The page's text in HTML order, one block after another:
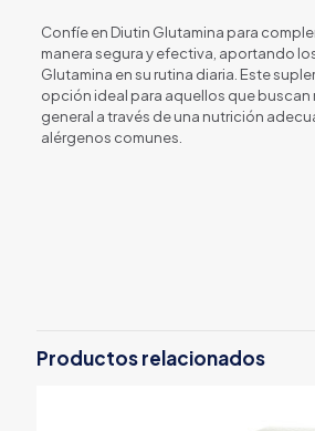
Confíe en Diutin Glutamina para
manera segura y efectiva, aportando
Glutamina en su rutina diaria. Este
opción ideal para aquellos que buscan
general a través de una nutrición
alérgenos comunes.
Productos relacionados